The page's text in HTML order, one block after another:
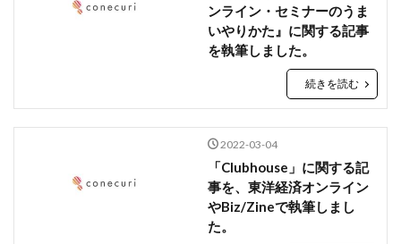
ンライン・セミナーのうま
いやりかた』に関する記事
を執筆しました。
続きを読む
2022-03-04
「Clubhouse」に関する記
事を、東洋経済オンライン
やBiz/Zineで執筆しまし
た。